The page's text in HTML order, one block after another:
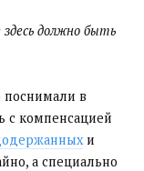
здесь должно быть
в
компенсацией
и
а специально